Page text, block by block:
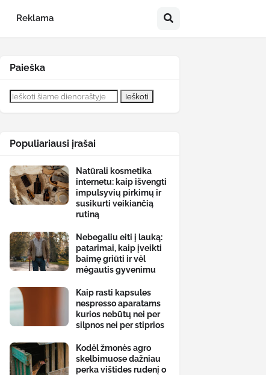
Reklama
Paieška
Populiariausi įrašai
Natūrali kosmetika
internetu: kaip išvengti
impulsyvių pirkimų ir
susikurti veikiančią
rutiną
Nebegaliu eiti į lauką:
patarimai, kaip įveikti
baimę griūti ir vėl
mėgautis gyvenimu
Kaip rasti kapsules
nespresso aparatams
kurios nebūtų nei per
silpnos nei per stiprios
Kodėl žmonės agro
skelbimuose dažniau
perka vištides rudenį o